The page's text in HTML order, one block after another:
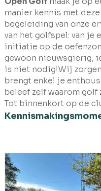
manier kennis met
begeleiding van onze
van het golfspel: van je
initiatie op de
gewoon nieuwsgierig,
is niet nodig!Wij
brengt enkel je
beleef zelf waarom
Tot binnenkort op de